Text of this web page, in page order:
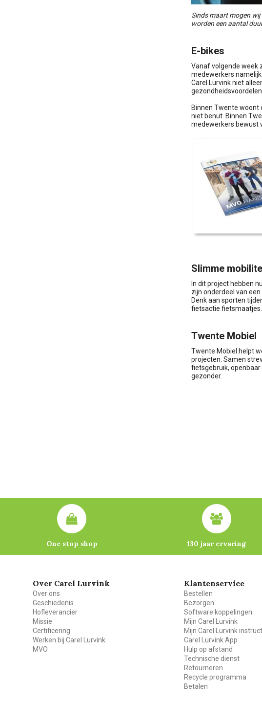
Sinds maart mogen
worden een aantal
E-bikes
Vanaf volgende week
medewerkers
Carel Lurvink niet
Binnen Twente
niet benut. Binnen
medewerkers bewust
Slimme
In dit project hebben
zijn onderdeel van
Denk aan sporten
fietsactie fietsmaatjes.
Twente Mobiel
Twente Mobiel helpt
projecten. Samen
fietsgebruik,
gezonder.
One stop shop 130 jaar ervaring
Over Carel Lurvink
Over ons
Geschiedenis
Hofleverancier
Missie
Certificering
Werken bij Carel Lurvink
MVO
Klantenservice
Bestellen
Bezorgen
Software koppelingen
Mijn Carel Lurvink
Mijn Carel Lurvink
Carel Lurvink App
Hulp op afstand
Technische dienst
Retourneren
Recycle programma
Betalen